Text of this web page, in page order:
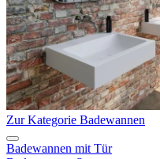
Zur Kategorie Badewannen
Badewannen mit Tür